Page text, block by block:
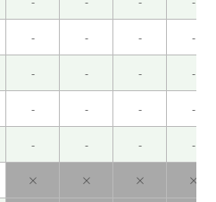
在的生活中，我说中文的
有很多中国同事，有时
课也很期待！
( 50代 女性 )
下次见！ ( 50代 女性 )
很开心。下次见！( 50代
- - - -
- - - -
- - - -
- - - -
× × × ×